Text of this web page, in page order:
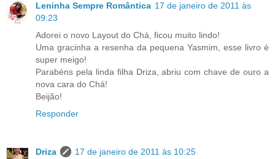
Leninha Sempre Romântica 17 de janeiro de 2011 às
09:23
Adorei o novo Layout do Chá, ficou muito lindo!
Uma gracinha a resenha da pequena Yasmim, esse livro é
super meigo!
Parabéns pela linda filha Driza, abriu com chave de ouro a
nova cara do Chá!
Beijão!
Responder
Driza
17 de janeiro de 2011 às 10:25